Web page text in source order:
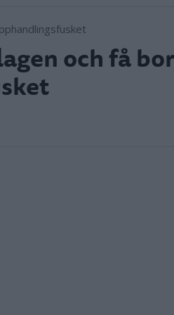
och få